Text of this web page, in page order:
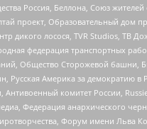
Россия, Беллона, Союз
проект, Образовательный дом
лосося, TVR Studios, ТВ
федерация транспортных
Общество Сторожевой башни,
Америка за демократию в
комитет России,
Федерация анархического
Форум имени Льва